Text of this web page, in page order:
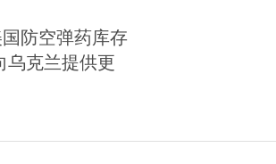
防空弹药库存
乌克兰提供更